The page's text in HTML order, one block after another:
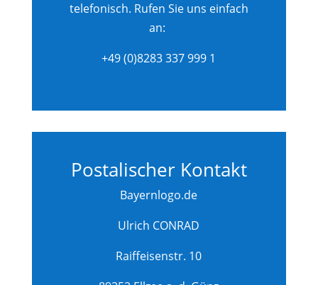
telefonisch. Rufen Sie uns einfach
an:
+49 (0)8283 337 999 1
Postalischer Kontakt
Bayernlogo.de
Ulrich CONRAD
Raiffeisenstr. 10